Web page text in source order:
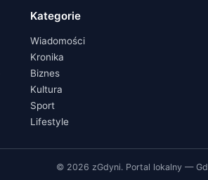
Kategorie
Wiadomości
Kronika
Biznes
Kultura
Sport
Lifestyle
© 2026 zGdyni. Portal lokalny —